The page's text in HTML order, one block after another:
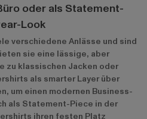
oder als Statement-
Look
verschiedene Anlässe und sind
sie eine lässige, aber
zu klassischen Jacken oder
als smarter Layer über
um einen modernen Business-
als Statement-Piece in der
ihren festen Platz